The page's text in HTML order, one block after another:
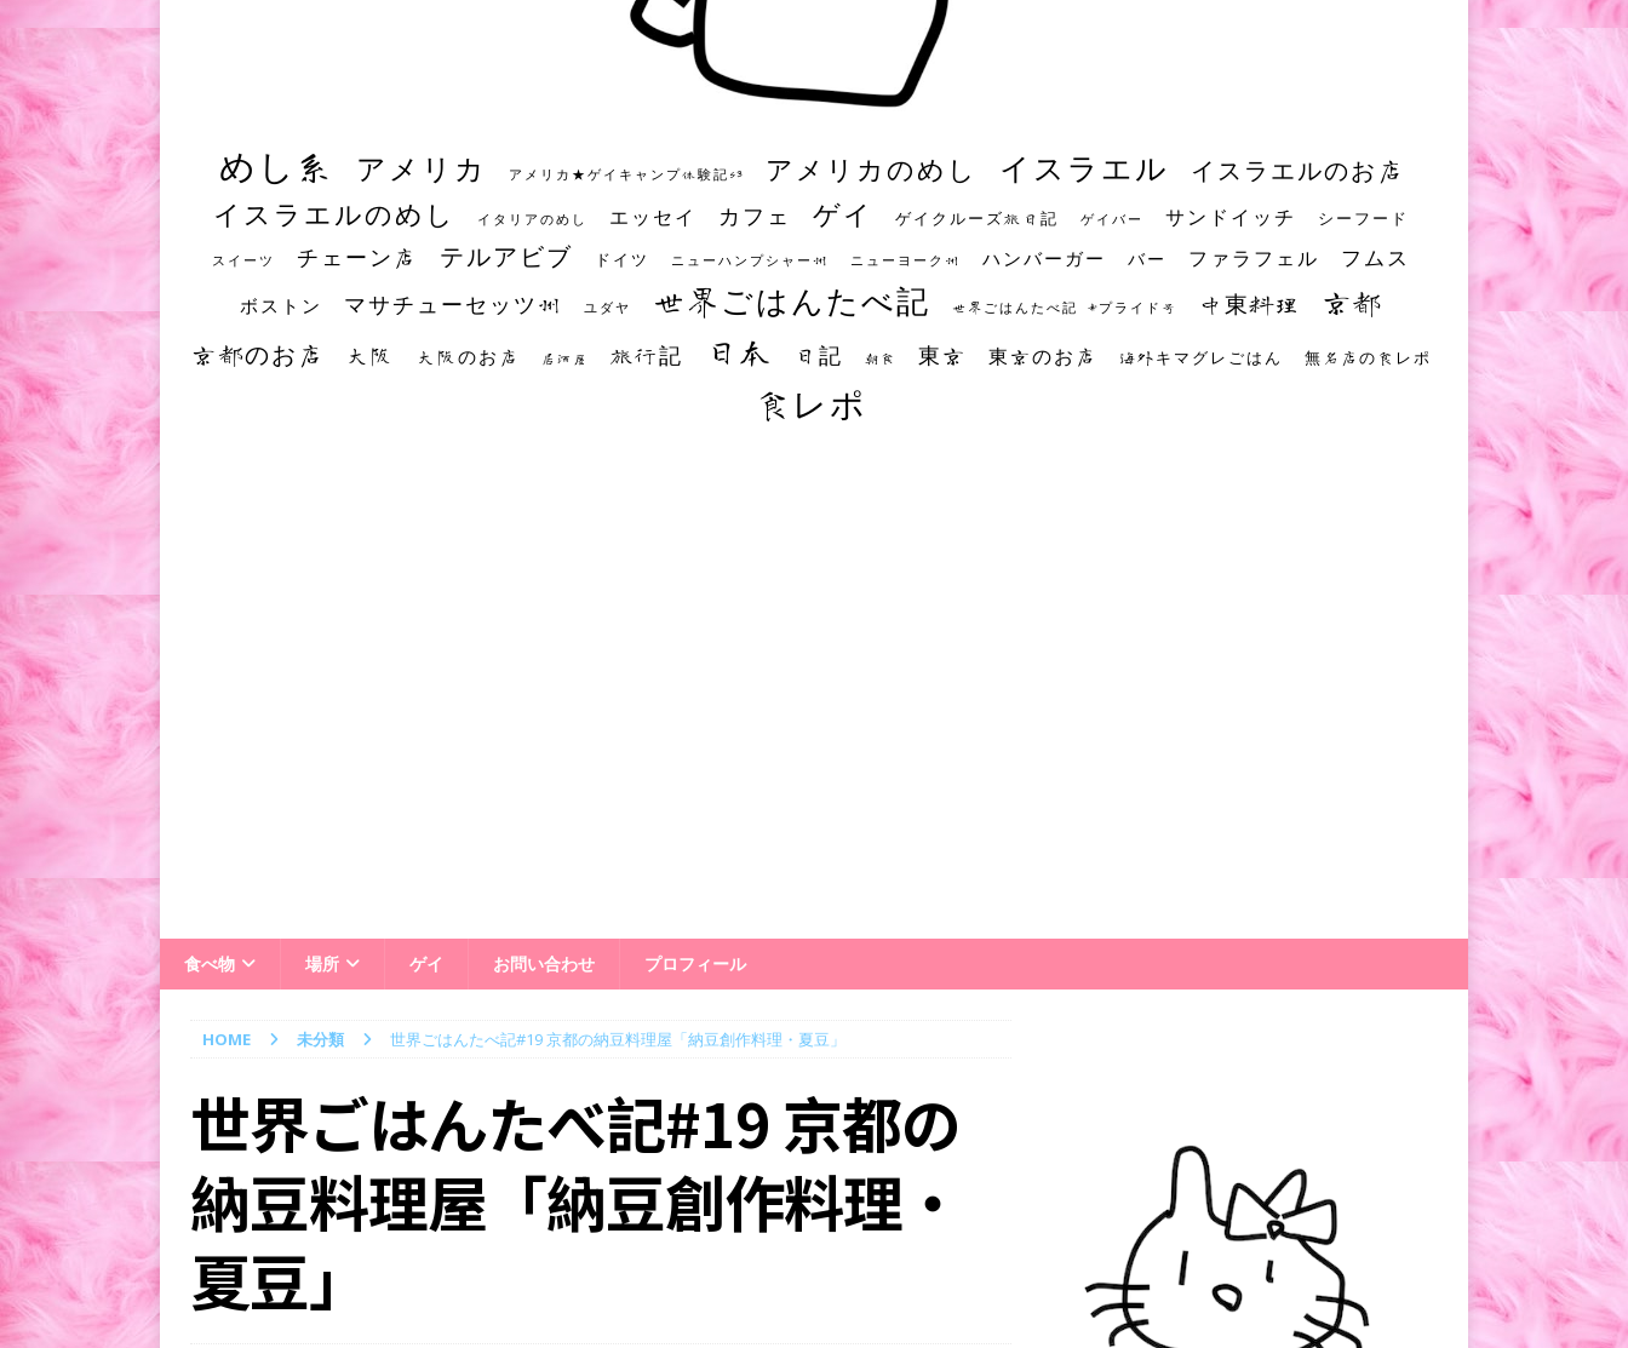
めし系 アメリカ アメリカ★ゲイキャンプ体験記S3 アメリカのめし イスラエル イスラエルのお店
イスラエルのめし イタリアのめし エッセイ カフェ ゲイ ゲイクルーズ旅日記 ゲイバー サンドイッチ シーフード
スイーツ チェーン店 テルアビブ ドイツ ニューハンプシャー州 ニューヨーク州 ハンバーガー バー ファラフェル フムス
ボストン マサチューセッツ州 ユダヤ 世界ごはんたべ記 世界ごはんたべ記 #プライド号 中東料理 京都
京都のお店 大阪 大阪のお店 居酒屋 旅行記 日本 日記 朝食 東京 東京のお店 海外キマグレごはん 無名店の食レポ
食レポ
食べ物 場所 ゲイ お問い合わせ プロフィール
HOME 未分類 世界ごはんたべ記#19 京都の納豆料理屋「納豆創作料理・夏豆」
世界ごはんたべ記#19 京都の
納豆料理屋「納豆創作料理・
夏豆」